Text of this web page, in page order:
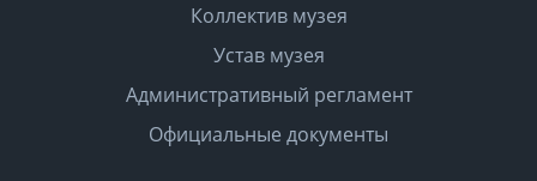
Коллектив музея
Устав музея
Административный регламент
Официальные документы